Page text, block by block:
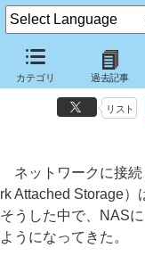
カテゴリ 過去記事
ウイルス対策機能付き
XHL」の価値は？
リスト
ネットワークに接続
rk Attached Storage）
そうした中で、NAS
ようになってきた。